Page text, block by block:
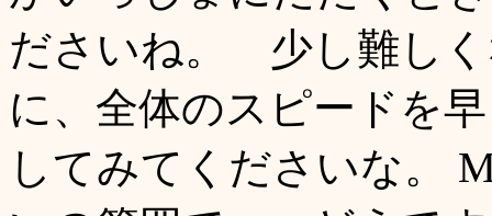
ださいね。 少し難し
に、全体のスピードを
してみてくださいな。